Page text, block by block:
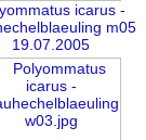
icarus -
m05
19.07.2005